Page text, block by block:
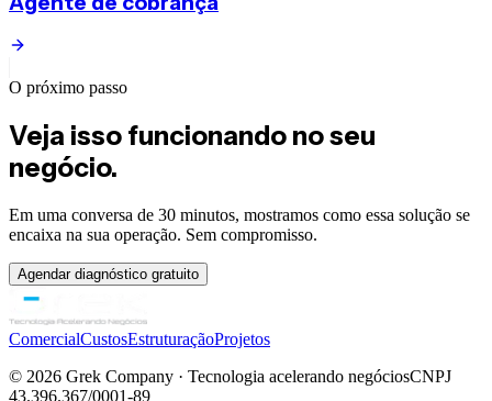
O próximo passo
Veja isso funcionando no seu
negócio.
Em uma conversa de 30 minutos, mostramos como essa solução se
encaixa na sua operação. Sem compromisso.
Agendar diagnóstico gratuito
ComercialCustosEstruturaçãoProjetos
© 2026 Grek Company · Tecnologia acelerando negóciosCNPJ
43.396.367/0001-89